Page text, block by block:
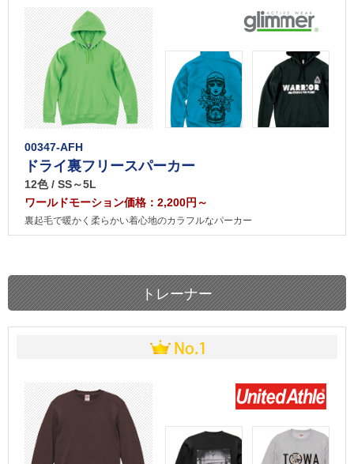
00347-AFH
ドライ裏フリースパーカー
12色 / SS～5L
ワールドモーション価格：2,200円～
裏起毛で暖かく柔らかい着心地のカラフルなパーカー
トレーナー